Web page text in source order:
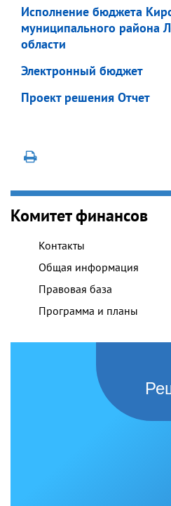
Исполнение бюджета
муниципального района
области
Электронный бюджет
Проект решения Отчет
Комитет финансов
Контакты
Общая информация
Правовая база
Программа и планы